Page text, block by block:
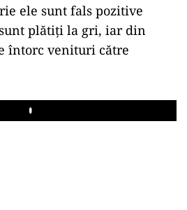
ele sunt fals pozitive
plătiţi la gri, iar din
întorc venituri către
Play